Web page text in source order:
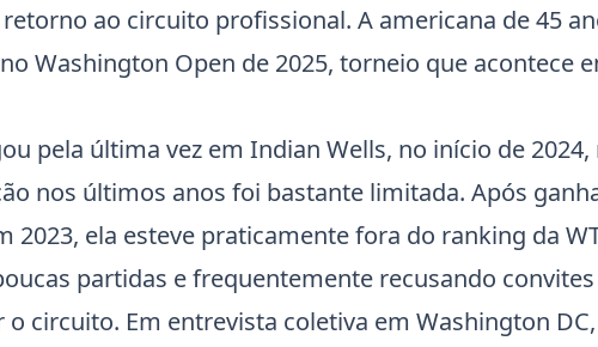
ao circuito profissional. A americana de 45
Washington Open de 2025, torneio que acontece
pela última vez em Indian Wells, no início de 2024,
nos últimos anos foi bastante limitada. Após
2023, ela esteve praticamente fora do ranking da
partidas e frequentemente recusando
o circuito. Em entrevista coletiva em Washington